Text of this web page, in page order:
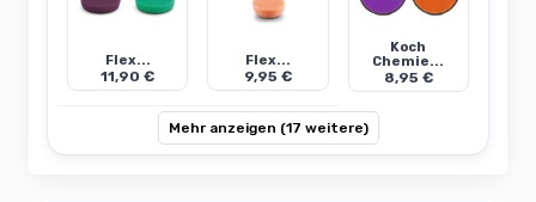
Flex...
11,90 €
Flex...
9,95 €
Koch
Chemie...
8,95 €
Mehr anzeigen (17 weitere)